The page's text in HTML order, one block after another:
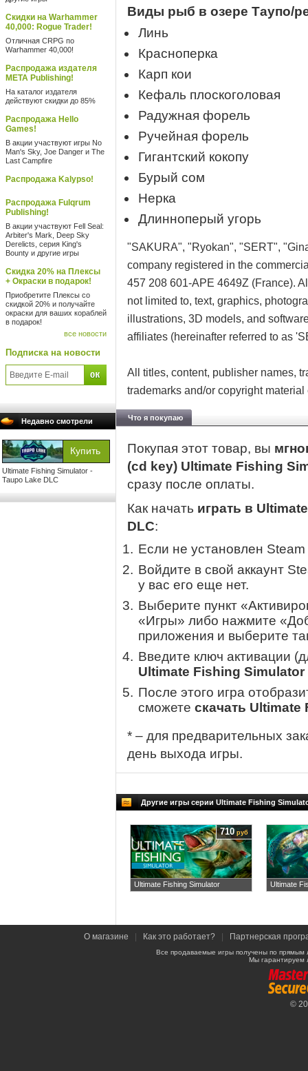
Скидки на Warhammer
40,000: Rogue Trader!
Отличная CRPG по
Warhammer 40,000!
Распродажа издателя
META Publishing!
На каталог издателя
действуют скидки до 85%
Распродажа Hello
Games!
В акции участвуют игры No
Man's Sky, Joe Danger и The
Last Campfire
Распродажа Kalypso!
Распродажа Fulqrum
Publishing!
В акции участвуют Fell Seal:
Arbiter's Mark, Deep Sky
Derelicts, серия King's
Bounty и другие игры
Скидка 20% на Плексы
+ Окраски в подарок!
Приобретите Плексы со
скидкой 20% и получайте
окраски для ваших кораблей
в подарок!
все новости
Подписка на новости
Недавно смотрели
Ultimate Fishing Simulator -
Taupo Lake DLC
Виды рыб в озере Таупо/
Линь
Красноперка
Карп кои
Кефаль плоскоголовая
Радужная форель
Ручейная форель
Гигантский кокопу
Бурый сом
Нерка
Длинноперый угорь
"SAKURA", "Ryokan", "SERT",
company registered in the
457 208 601-APE 4649Z (France).
not limited to, text, graphics,
illustrations, 3D models, and
affiliates (hereinafter referred to as
All titles, content, publisher names,
trademarks and/or copyright
Что я покупаю
Покупая этот товар, вы
(cd key) Ultimate Fishing
сразу после оплаты.
Как начать играть в
DLC:
Если не установлен
Войдите в свой аккаунт
у вас его еще нет.
Выберите пункт
«Игры» либо нажмите
приложения и выберите
Введите ключ активации
Ultimate Fishing Simulator
После этого игра
сможете скачать
* – для предварительных
день выхода игры.
Другие игры серии Ultimate Fishing
Ultimate Fishing Simulator
710руб
Ultimate
О магазине Как это работает? Партнерская
Все продаваемые игры получены по
Мы гарантируем
©